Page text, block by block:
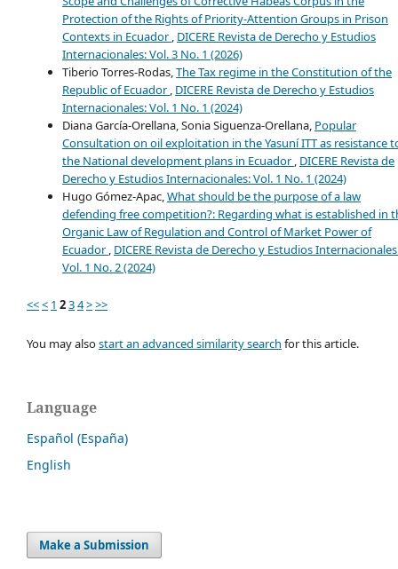
Protection of the Rights of Priority-Attention Groups in Prison
Contexts in Ecuador, DICERE Revista de Derecho y Estudios
Internacionales: Vol. 3 No. 1 (2026)
Tiberio Torres-Rodas,The Tax regime in the Constitution of the
Republic of Ecuador, DICERE Revista de Derecho y Estudios
Internacionales: Vol. 1 No. 1 (2024)
Diana García-Orellana, Sonia Siguenza-Orellana, Popular
Consultation on oil exploitation in the Yasuní ITT as resistance
the National development plans in Ecuador, DICERE Revista de
Derecho y Estudios Internacionales: Vol. 1 No. 1 (2024)
Hugo Gómez-Apac,What should be the purpose of a law
defending free competition?: Regarding what is established in
Organic Law of Regulation and Control of Market Power of
Ecuador, DICERE Revista de Derecho y Estudios
Vol. 1 No. 2 (2024)
<<< 1 234>>>
You may alsostart an advanced similarity search for this article.
Language
Español (España)
English
Make a Submission